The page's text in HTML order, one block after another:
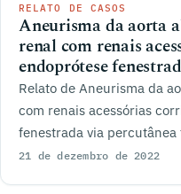
RELATO DE CASOS
Aneurisma da aorta
renal com renais
endoprótese
Relato de Aneurisma da
com renais acessórias
fenestrada via percutânea
21 de dezembro de 2022